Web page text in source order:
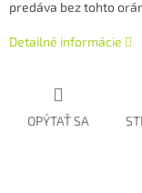
predáva bez tohto
Detailné informácie
OPÝTAŤ SA